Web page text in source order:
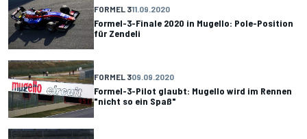
FORMEL 311.09.2020
Formel-3-Finale 2020 in Mugello: Pole-Position
für Zendeli
FORMEL 309.09.2020
Formel-3-Pilot glaubt: Mugello wird im Rennen
"nicht so ein Spaß"